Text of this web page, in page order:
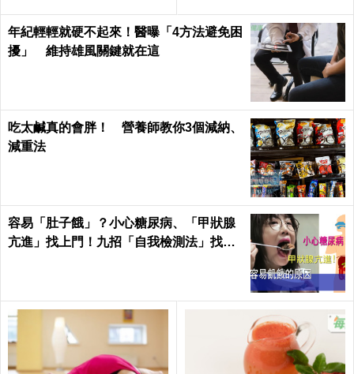
年紀輕輕就硬不起來！醫曝「4方法避免困
擾」 維持雄風關鍵就在這
吃太鹹真的會胖！ 營養師教你3個減納、
減重法
容易「肚子餓」？小心糖尿病、「甲狀腺
亢進」找上門！九招「自我檢測法」找出